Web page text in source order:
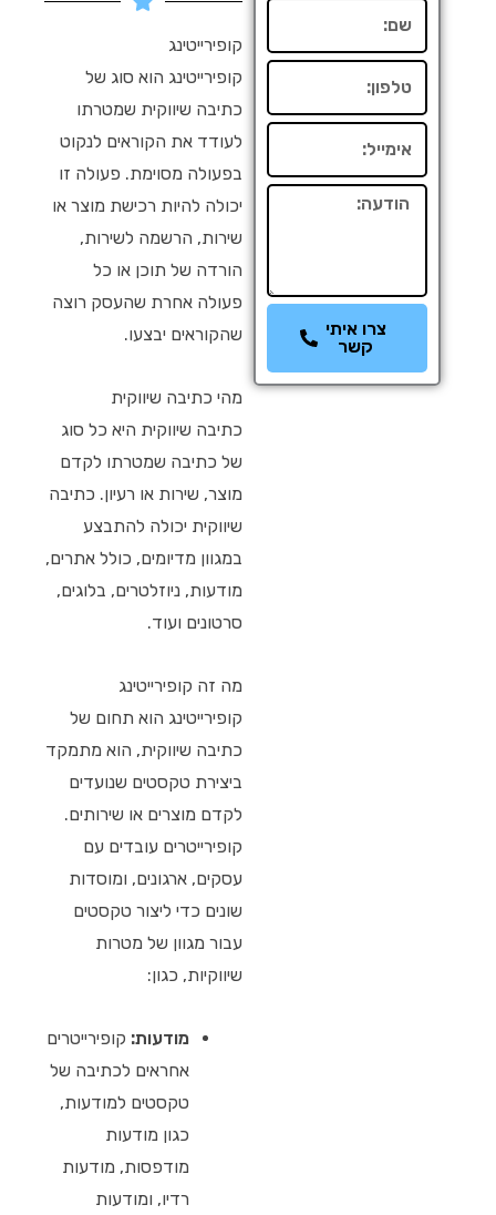
קופירייטינג
קופירייטינג הוא סוג של
כתיבה שיווקית שמטרתו
לעודד את הקוראים לנקוט
בפעולה מסוימת. פעולה זו
יכולה להיות רכישת מוצר או
שירות, הרשמה לשירות,
הורדה של תוכן או כל
פעולה אחרת שהעסק רוצה
שהקוראים יבצעו.
מהי כתיבה שיווקית
כתיבה שיווקית היא כל סוג
של כתיבה שמטרתו לקדם
מוצר, שירות או רעיון. כתיבה
שיווקית יכולה להתבצע
במגוון מדיומים, כולל אתרים,
מודעות, ניוזלטרים, בלוגים,
סרטונים ועוד.
מה זה קופירייטינג
קופירייטינג הוא תחום של
כתיבה שיווקית, הוא מתמקד
ביצירת טקסטים שנועדים
לקדם מוצרים או שירותים.
קופירייטרים עובדים עם
עסקים, ארגונים, ומוסדות
שונים כדי ליצור טקסטים
עבור מגוון של מטרות
שיווקיות, כגון:
מודעות: קופירייטרים
אחראים לכתיבה של
טקסטים למודעות,
כגון מודעות
מודפסות, מודעות
רדיו, ומודעות
הודעה
צרו איתי
קשר